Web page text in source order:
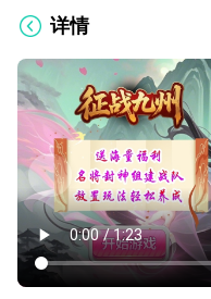
详情